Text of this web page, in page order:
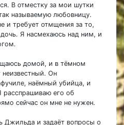
В отместку за мои шутки
называемую любовницу.
и требует отмщения за то,
дочь. Я насмехаюсь над ним, и
домой, и в тёмном
неизвестный. Он
наёмный убийца, и
расспрашиваю его об
сейчас он мне не нужен.
Джильда и задаёт вопросы о